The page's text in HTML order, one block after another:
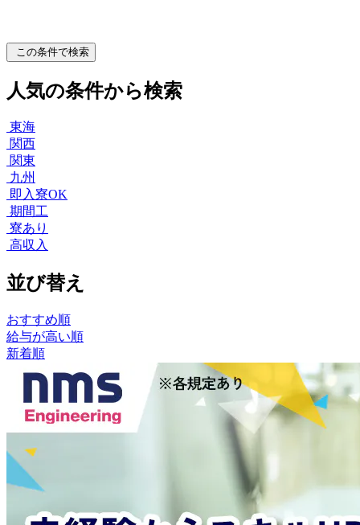
この条件で検索
人気の条件から検索
東海
関西
関東
九州
即入寮OK
期間工
寮あり
高収入
並び替え
おすすめ順
給与が高い順
新着順